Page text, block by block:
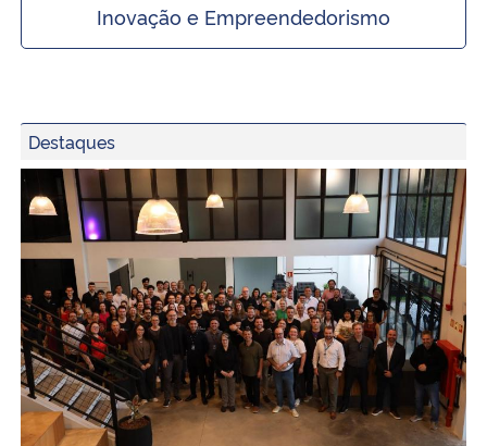
Inovação e Empreendedorismo
Destaques
InovaTec UFSM realiza pré-inauguração do Hub de